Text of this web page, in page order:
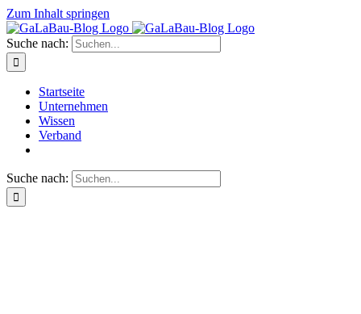
Zum Inhalt springen
Suche nach:
Startseite
Unternehmen
Wissen
Verband
Suche nach: